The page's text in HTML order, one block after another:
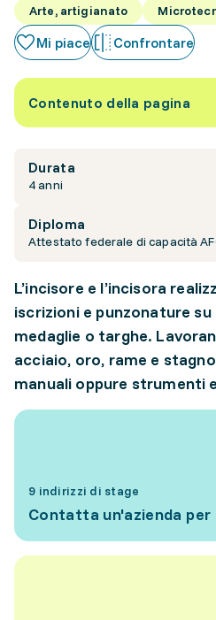
Arte, artigianato
Mi piace Confrontare
Contenuto della pagina
Durata
4 anni
Diploma
Attestato federale di capacità
L’incisore e l’incisora
iscrizioni e punzonature
medaglie o targhe.
acciaio, oro, rame e
manuali oppure strumenti
9 indirizzi di stage
Contatta un'azienda per